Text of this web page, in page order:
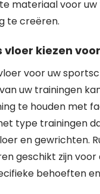
materiaal voor
te creëren.
vloer kiezen
voor uw
uw trainingen
te houden met
type trainingen
en gewrichten.
geschikt zijn
behoeften